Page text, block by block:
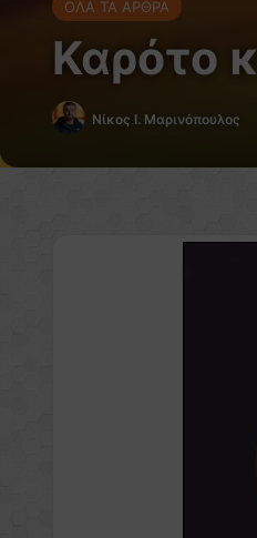
ΟΛΑ ΤΑ ΑΡΘΡΑ
Καρότο
Nίκος Ι. Mαρινόπουλος